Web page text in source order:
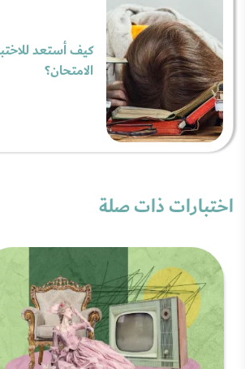
كيف أستعد
الامتحان؟
اختبارات ذات صلة